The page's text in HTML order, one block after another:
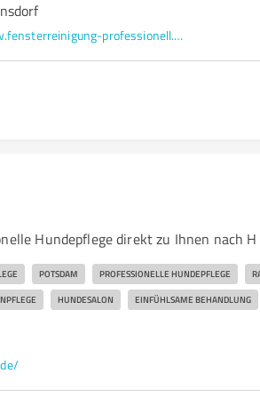
www.fensterreinigung-professionell.de/
Hundepflege direkt zu Ihnen nach H
POTSDAM PROFESSIONELLE HUNDEPFLEGE
HUNDESALON EINFÜHLSAME BEHANDLUNG